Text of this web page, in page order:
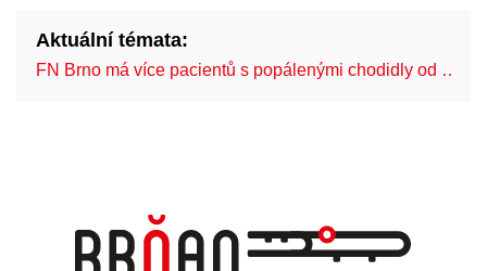
Aktuální témata:
FN Brno má více pacientů s popálenými chodidly od …